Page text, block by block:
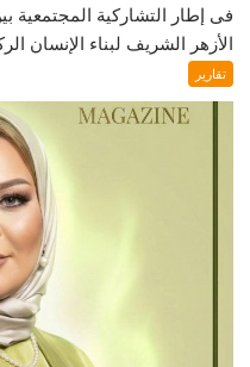
فى إطار التشاركية
الأزهر الشريف لبناء الإنسان
تقارير